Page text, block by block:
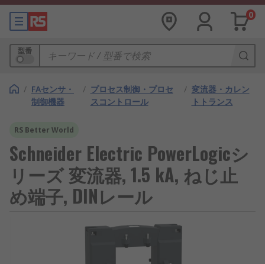
0
型番
/ FAセンサ・
制御機器
/ プロセス制御・プロセ
スコントロール
/ 変流器・カレン
トトランス
RS Better World
Schneider Electric PowerLogicシ
リーズ 変流器, 1.5 kA, ねじ止
め端子, DINレール